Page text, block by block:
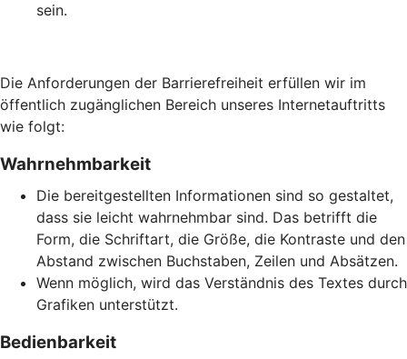
sein.
Die Anforderungen der Barrierefreiheit erfüllen wir im
öffentlich zugänglichen Bereich unseres Internetauftritts
wie folgt:
Wahrnehmbarkeit
Die bereitgestellten Informationen sind so gestaltet,
dass sie leicht wahrnehmbar sind. Das betrifft die
Form, die Schriftart, die Größe, die Kontraste und den
Abstand zwischen Buchstaben, Zeilen und Absätzen.
Wenn möglich, wird das Verständnis des Textes durch
Grafiken unterstützt.
Bedienbarkeit